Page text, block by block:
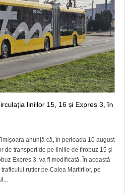
liniilor 15, 16 și Expres 3, în
anunță că, în perioada 10 august
de transport de pe liniile de firobuz 15 și
Expres 3, va fi modificată. În această
rutier pe Calea Martirilor, pe